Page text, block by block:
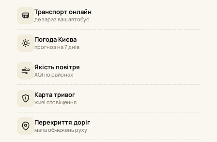
Транспорт онлайн
де зараз ваш автобус
Погода Києва
прогноз на 7 днів
Якість повітря
AQI по районах
Карта тривог
живі сповіщення
Перекриття доріг
мапа обмежень руху